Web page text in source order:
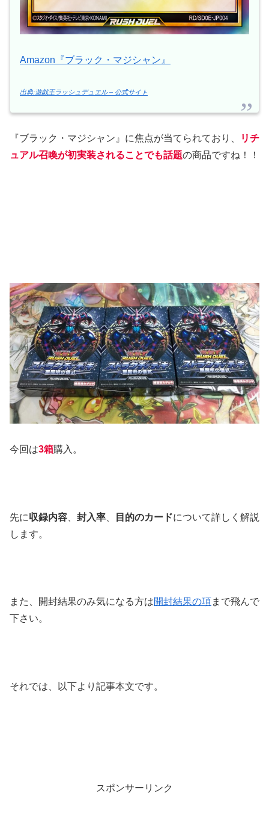
Amazon『ブラック・マジシャン』
出典:遊戯王ラッシュデュエル – 公式サイト
『ブラック・マジシャン』に焦点が当てられており、
リチ
ュアル召喚が初実装されることでも話題の商品ですね！！
今回は3箱購入。
先に収録内容 封入率 目的のカードについて詳しく解説
します。
また、開封結果のみ気になる方は開封結果の項まで飛んで
下さい。
それでは、以下より記事本文です。
スポンサーリンク